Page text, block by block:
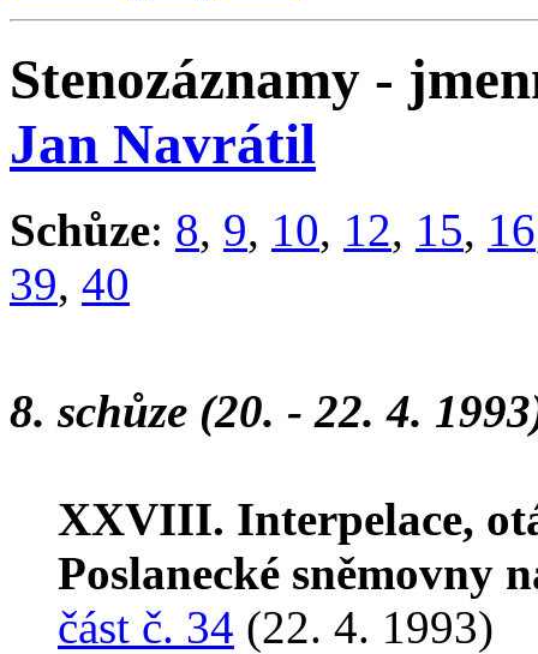
Stenozáznamy -
Jan Navrátil
Schůze: 8, 9, 10, 12, 15, 16
39, 40
8. schůze (20. - 22. 4.
XXVIII. Interpelace,
Poslanecké sněmovny
část č. 34 (22. 4. 1993)